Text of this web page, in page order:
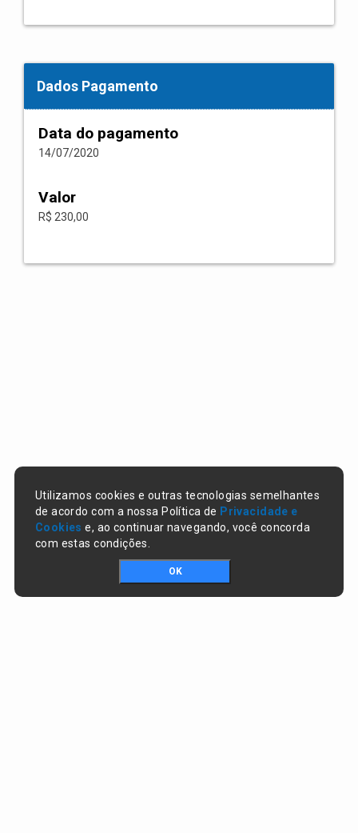
Dados Pagamento
Data do pagamento
14/07/2020
Valor
R$ 230,00
Utilizamos cookies e outras tecnologias semelhantes
de acordo com a nossa Política de Privacidade e
Cookies e, ao continuar navegando, você concorda
com estas condições.
OK